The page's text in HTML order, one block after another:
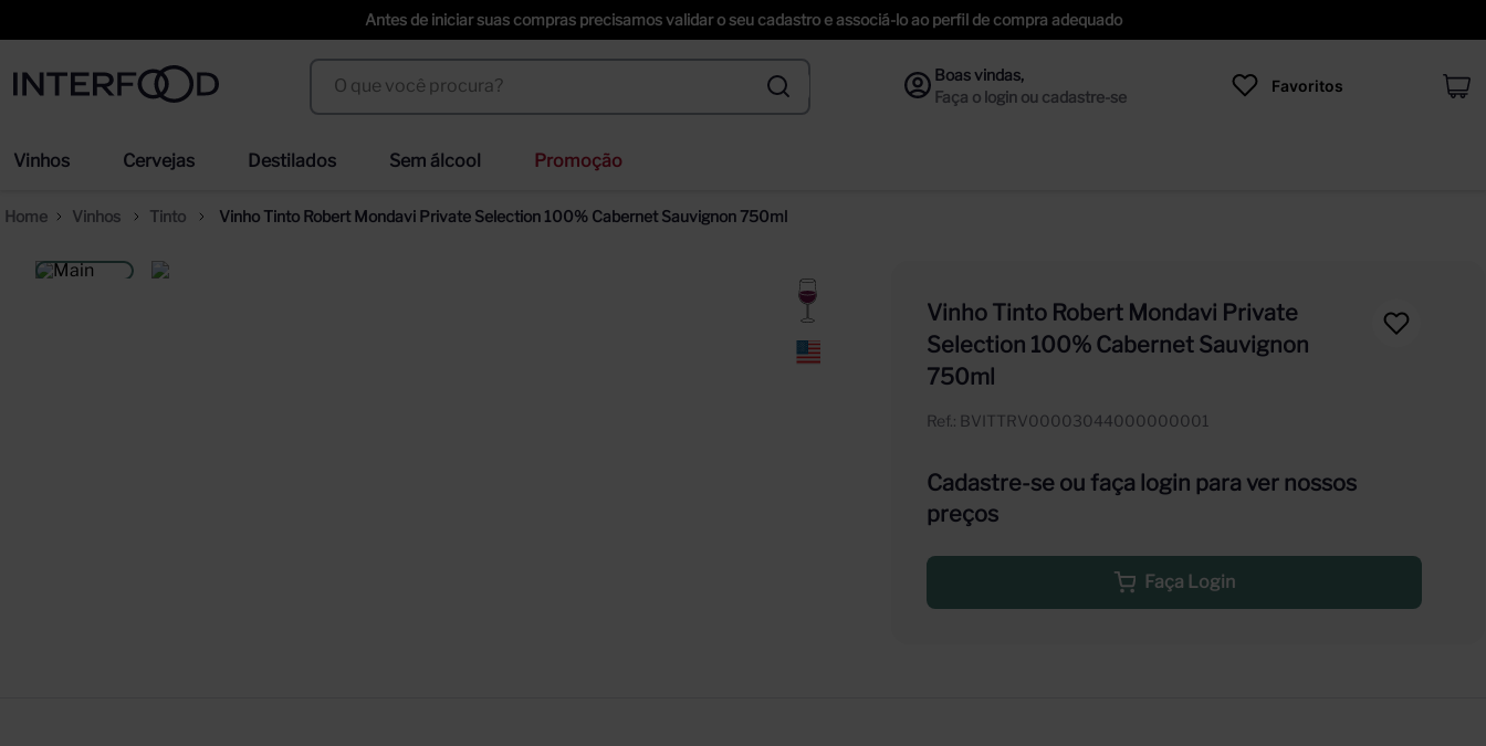
Antes de iniciar suas compras precisamos validar o seu cadastro e associá-lo ao perfil de compra adequado
O que você procura?
Favoritos
Vinhos Cervejas Destilados Sem álcool Promoção
Vinhos Tinto Vinho Tinto Robert Mondavi Private Selection 100% Cabernet Sauvignon 750ml
Vinho Tinto Robert Mondavi Private
Selection 100% Cabernet Sauvignon
750ml
Ref. : BVITTRV00003044000000001
Cadastre-se ou faça login para ver nossos
preços
Faça Login
Termos mais buscados
duff